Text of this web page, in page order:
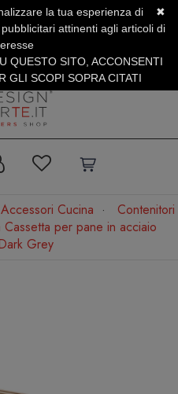
+39.0773.470.562
Fino al 31 Agosto
Accessori Cucina
Contenitori
per pane in acciaio
Grey
✖
la tua esperienza di
attinenti agli articoli di
QUESTO SITO, ACCONSENTI
GLI SCOPI SOPRA CITATI